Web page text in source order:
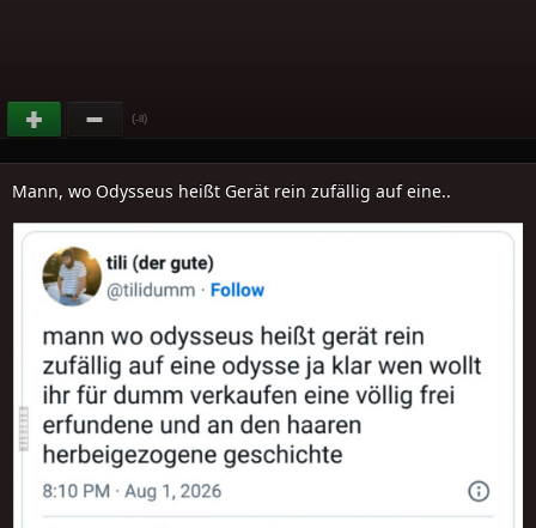
(-8)
Mann, wo Odysseus heißt Gerät rein zufällig auf eine..